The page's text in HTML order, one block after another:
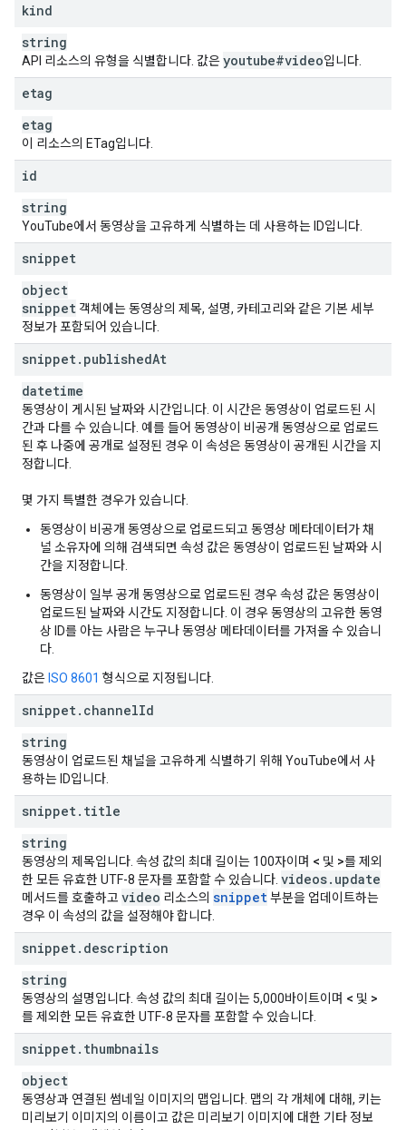
"
"regionRestriction ":
"allowed": [
string
]
"
" acbRating" : string
,
" agcomRating" : string
,
"bmukkRating" : string
,
"catvRating
"catvfrRating": string
,
"cbfcRating"
"cceRating": string
,
" chfilmRating": string
,
" chvrsRating": string
,
" cicfRating": string
,
"cncRating " : string
"csaRating" string
" cscfRating": string
,
"czfilmRating ": string
,
"djctqRating
string
],
"ecbmctRating": string
,
"egfilmRating": string
"eirinRating": string
,
"fcbmRating
"fpbRating": string
,
"fpbRatingReasons
string
],
"grfilmRating" : string
,
"icaaRating ": string
,
"ifcoRating ": string
,
"ilfilmRating": string
" incaaRating " : string
"kfcbRating"
"lsfRating" : string
,
"mccaaRating": string
,
"mccypRating": string
,
"mcstRating
"medietilsynetRating ": string
,
"mekuRating": string
,
kind
string
API 리소스의 유형을 식별합니다. 값은youtube#video입니다.
etag
etag
이 리소스의 ETag입니다.
id
string
YouTube에서 동영상을 고유하게 식별하는 데 사용하는 ID입니다.
snippet
object
snippet 객체에는 동영상의 제목, 설명, 카테고리와 같은 기본 세부
정보가 포함되어 있습니다.
snippet. publishedAt
datetime
동영상이 게시된 날짜와 시간입니다. 이 시간은 동영상이 업로드된 시
간과 다를 수 있습니다. 예를 들어 동영상이 비공개 동영상으로 업로드
된 후 나중에 공개로 설정된 경우 이 속성은 동영상이 공개된 시간을 지
정합니다.
몇 가지 특별한 경우가 있습니다.
동영상이 비공개 동영상으로 업로드되고 동영상 메타데이터가 채
널 소유자에 의해 검색되면 속성 값은 동영상이 업로드된 날짜와 시
간을 지정합니다.
동영상이 일부 공개 동영상으로 업로드된 경우 속성 값은 동영상이
업로드된 날짜와 시간도 지정합니다. 이 경우 동영상의 고유한 동영
상 ID를 아는 사람은 누구나 동영상 메타데이터를 가져올 수 있습니
다.
값은 ISO 8601 형식으로 지정됩니다.
snippet. channelId
string
동영상이 업로드된 채널을 고유하게 식별하기 위해 YouTube에서 사
용하는 ID입니다.
snippet. title
string
동영상의 제목입니다. 속성 값의 최대 길이는 100자이며 < 및 >를 제외
한 모든 유효한 UTF-8 문자를 포함할 수 있습니다. videos. update
메서드를 호출하고 video 리소스의 snippet부분을 업데이트하는
경우 이 속성의 값을 설정해야 합니다.
snippet. description
string
동영상의 설명입니다. 속성 값의 최대 길이는 5,000바이트이며 < 및 >
를 제외한 모든 유효한 UTF-8 문자를 포함할 수 있습니다.
snippet. thumbnails
object
동영상과 연결된 썸네일 이미지의 맵입니다. 맵의 각 개체에 대해, 키는
미리보기 이미지의 이름이고 값은 미리보기 이미지에 대한 기타 정보